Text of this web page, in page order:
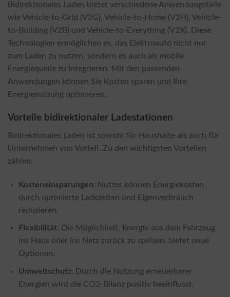
Bidirektionales Laden bietet verschiedene Anwendungsfälle
wie Vehicle-to-Grid (V2G), Vehicle-to-Home (V2H), Vehicle-
to-Building (V2B) und Vehicle-to-Everything (V2X). Diese
Technologien ermöglichen es, das Elektroauto nicht nur
zum Laden zu nutzen, sondern es auch als mobile
Energiequelle zu integrieren. Mit den passenden
Anwendungen können Sie Kosten sparen und Ihre
Energienutzung optimieren.
Vorteile bidirektionaler Ladestationen
Bidirektionales Laden ist sowohl für Haushalte als auch für
Unternehmen von Vorteil. Zu den wichtigsten Vorteilen
zählen:
Kosteneinsparungen: Nutzer können Energiekosten
durch optimierte Ladezeiten und Eigenverbrauch
reduzieren.
Flexibilität: Die Möglichkeit, Energie aus dem Fahrzeug
ins Haus oder ins Netz zurück zu speisen, bietet neue
Optionen.
Umweltschutz: Durch die Nutzung erneuerbarer
Energien wird die CO2-Bilanz positiv beeinflusst.